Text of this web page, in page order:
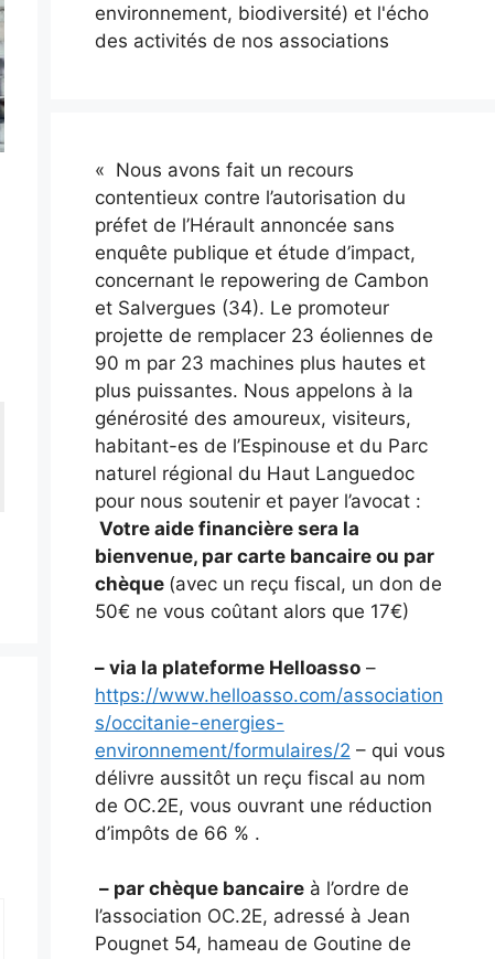
environnement, biodiversité) et l'écho
des activités de nos associations
« Nous avons fait un recours
contentieux contre l’autorisation du
préfet de l’Hérault annoncée sans
enquête publique et étude d’impact,
concernant le repowering de Cambon
et Salvergues (34). Le promoteur
projette de remplacer 23 éoliennes de
90 m par 23 machines plus hautes et
plus puissantes. Nous appelons à la
générosité des amoureux, visiteurs,
habitant-es de l’Espinouse et du Parc
naturel régional du Haut Languedoc
pour nous soutenir et payer l’avocat :
Votre aide financière sera la
bienvenue, par carte bancaire ou par
chèque (avec un reçu fiscal, un don de
50€ ne vous coûtant alors que 17€)
– via la plateforme Helloasso–
https://www.helloasso.com/association
s/occitanie-energies-
environnement/formulaires/2 – qui vous
délivre aussitôt un reçu fiscal au nom
de OC.2E, vous ouvrant une réduction
d’impôts de 66 % .
– par chèque bancaireà l’ordre de
l’association OC.2E, adressé à Jean
Pougnet 54, hameau de Goutine de